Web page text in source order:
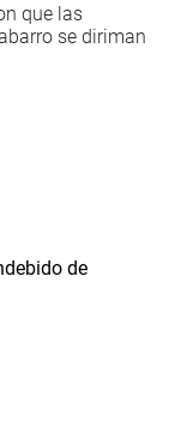
que las
se diriman